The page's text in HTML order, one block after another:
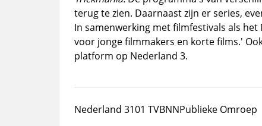
terug te zien. Daarnaast zijn er series,
In samenwerking met filmfestivals als het
voor jonge filmmakers en korte films.'
platform op Nederland 3.
Nederland 3101 TVBNNPublieke Omroep